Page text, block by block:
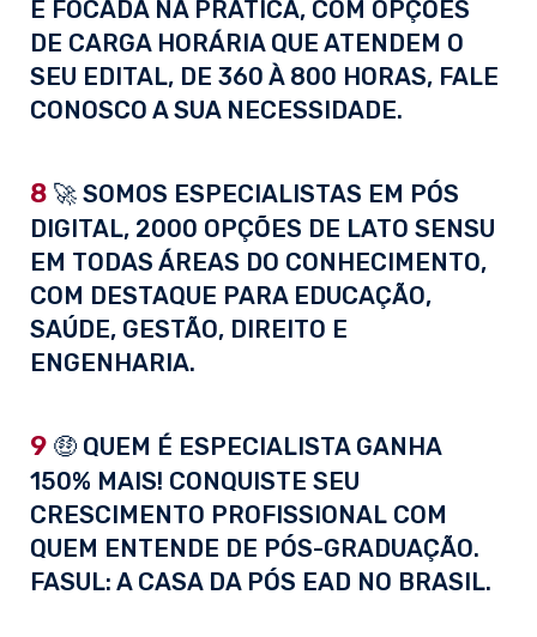
E FOCADA NA PRÁTICA, COM OPÇÕES
DE CARGA HORÁRIA QUE ATENDEM O
SEU EDITAL, DE 360 À 800 HORAS, FALE
CONOSCO A SUA NECESSIDADE.
8 🚀 SOMOS ESPECIALISTAS EM PÓS
DIGITAL, 2000 OPÇÕES DE LATO SENSU
EM TODAS ÁREAS DO CONHECIMENTO,
COM DESTAQUE PARA EDUCAÇÃO,
SAÚDE, GESTÃO, DIREITO E
ENGENHARIA.
9 🤑 QUEM É ESPECIALISTA GANHA
150% MAIS! CONQUISTE SEU
CRESCIMENTO PROFISSIONAL COM
QUEM ENTENDE DE PÓS-GRADUAÇÃO.
FASUL: A CASA DA PÓS EAD NO BRASIL.